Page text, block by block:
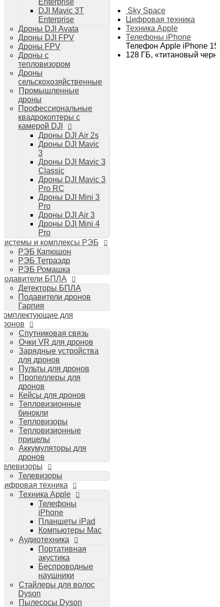
Дроны DJI Mini 4 Pro
Системы и комплексы РЭБ
РЭБ Капюшон
РЭБ Тетраэдр
РЭБ Ромашка
Подавители БПЛА
Детекторы БПЛА
Комплектующие для дронов
Спутниковая связь
Зарядные устройства для дронов
Пульты для дронов
Пропеллеры для дронов
Кейсы для дронов
Тепловизионные бинокли
Тепловизионные прицелы
Аккумуляторы для дронов
Телевизоры
Телевизоры
Цифровая техника
Техника Apple
Телефоны iPhone
Планшеты iPad
Компьютеры Mac
Аудиотехника
Стайлеры для волос Dyson
Пылесосы Dyson
Аудио и видео DJI
Ручные камеры
DJI Osmo Action 3
DJI Osmo Pocket 3
Стабилизаторы
DJI Osmo Mobile 6
DJI RS 3 Pro
Enterprise
DJI Mavic 3T
Enterprise
Дроны DJI Avata
Дроны DJI FPV
Дроны FPV
Дроны с
тепловизором
Дроны
сельскохозяйственные
Промышленные
дроны
Профессиональные
квадрокоптеры с
камерой DJI
Дроны DJI Air 2s
Дроны DJI Mavic
3
Дроны DJI Mavic 3
Classic
Дроны DJI Mavic 3
Pro RC
Дроны DJI Mini 3
Pro
Дроны DJI Air 3
Дроны DJI Mini 4
Pro
и комплексы РЭБ
РЭБ Капюшон
РЭБ Тетраэдр
РЭБ Ромашка
БПЛА
Детекторы БПЛА
Подавители дронов
Гарпия
для
Спутниковая связь
Очки VR для дронов
Зарядные устройства
для дронов
Пульты для дронов
Пропеллеры для
дронов
Кейсы для дронов
Тепловизионные
бинокли
Тепловизоры
Тепловизионные
прицелы
Аккумуляторы для
дронов
Телевизоры
техника
Техника Apple
Телефоны
iPhone
Планшеты iPad
Компьютеры Mac
Аудиотехника
Портативная
акустика
Беспроводные
наушники
Стайлеры для волос
Dyson
Пылесосы Dyson
Sky Space
Цифровая техника
Техника Apple
Телефоны iPhone
Телефон Apple iPhone 15
128 ГБ, «титановый